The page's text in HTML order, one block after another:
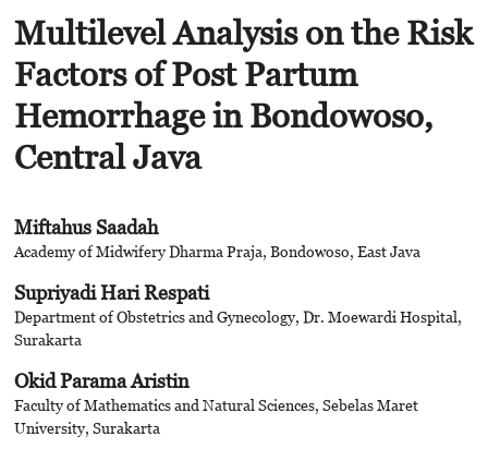
Multilevel Analysis on the Risk
Factors of Post Partum
Hemorrhage in Bondowoso,
Central Java
Miftahus Saadah
Academy of Midwifery Dharma Praja, Bondowoso, East Java
Supriyadi Hari Respati
Department of Obstetrics and Gynecology, Dr. Moewardi Hospital,
Surakarta
Okid Parama Aristin
Faculty of Mathematics and Natural Sciences, Sebelas Maret
University, Surakarta